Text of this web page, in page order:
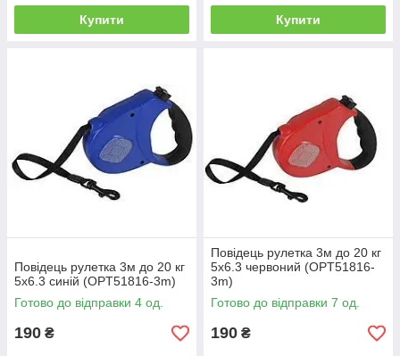
Купити Купити
Повідець рулетка 3м до 20 кг
5х6.3 синій (OPT51816-3m)
Готово до відправки 4 од.
190 ₴
Повідець рулетка 3м до 20 кг
5х6.3 червоний (OPT51816-
3m)
Готово до відправки 7 од.
190 ₴